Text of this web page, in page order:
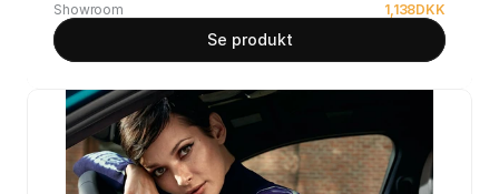
Showroom
1,138DKK
Se produkt